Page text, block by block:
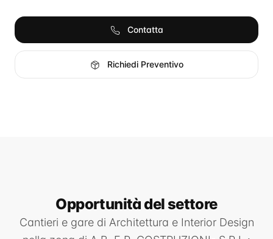
Contatta
Richiedi Preventivo
Opportunitàdel settore
Cantieri e gare di Architettura e Interior Design